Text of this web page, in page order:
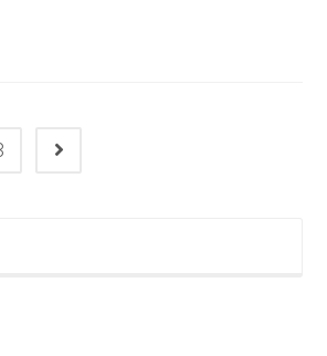
Aller à la page suivante